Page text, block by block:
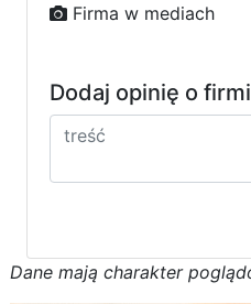
Firma w mediach
Dodaj opinię o
Dane mają charakter